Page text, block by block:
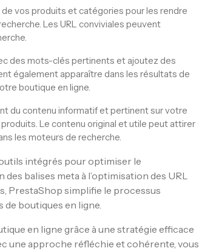
de vos produits et catégories pour les rendre
Les URL conviviales peuvent
des mots-clés pertinents et ajoutez des
également apparaître dans les résultats de
boutique en ligne.
du contenu informatif et pertinent sur votre
Le contenu original et utile peut attirer
les moteurs de recherche.
intégrés pour optimiser le
balises meta à l’optimisation des URL
PrestaShop simplifie le processus
boutiques en ligne.
en ligne grâce à une stratégie efficace
une approche réfléchie et cohérente, vous